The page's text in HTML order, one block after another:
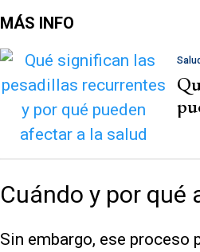
MÁS INFO
Salud
Cuándo y por qué
Sin embargo, ese proceso